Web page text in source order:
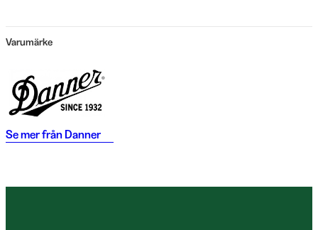
Varumärke
Se mer från Danner